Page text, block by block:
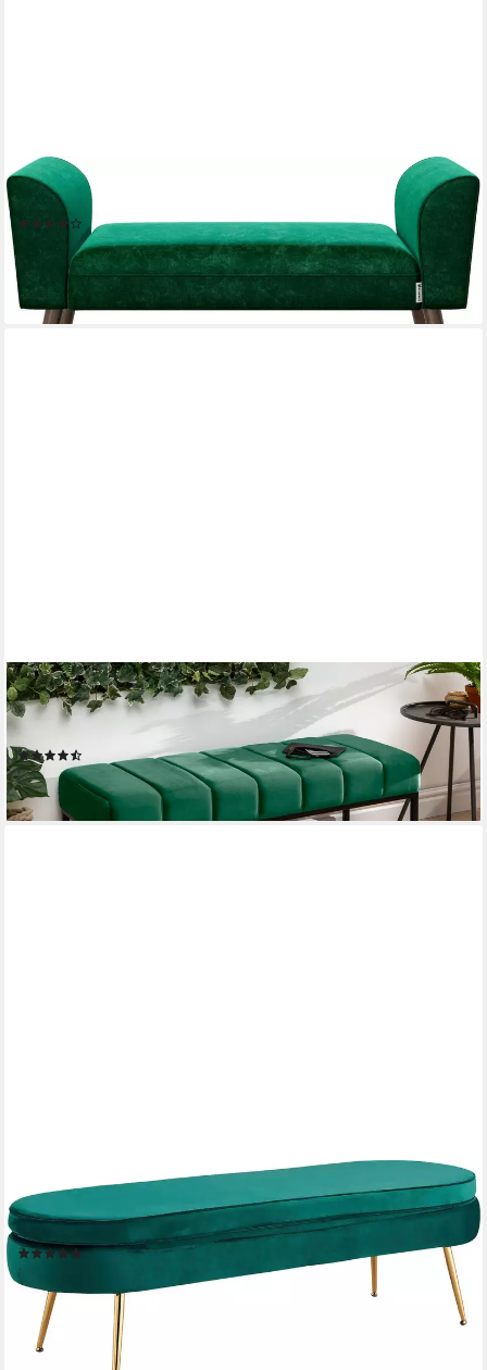
PLAYBOY
Polsterbank TIFFANY
(1)
149,99 €
lieferbar - in 6-8 Werktagen bei dir
RIESS-AMBIENTE
Polsterbank PETIT BEAUTÉ 108cm smaragdgrün / schwarz
(Einzelartikel, 1-St), Flur · Samt · Metall · Schlafzimmer
89,95 €
lieferbar - in 3-4 Werktagen bei dir
SALESFEVER
Polsterbank Clam Elegante Bank mit Polsterung, Eleganz in Gold:
Breite 142cm
(2)
-57%
lieferbar - in 6-8 Werktagen bei dir